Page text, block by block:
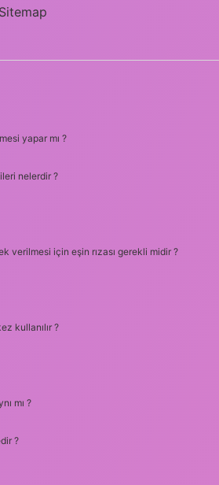
Sitemap
yapar mı ?
nelerdir ?
verilmesi için eşin rızası gerekli midir ?
kullanılır ?
mı ?
?